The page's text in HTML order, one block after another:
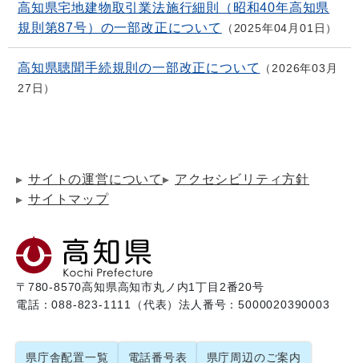
高知県宅地建物取引業法施行細則（昭和40年高知県
規則第87号）の一部改正について
2025年04月01日
高知県聴聞手続規則の一部改正について
2026年03月
27日
サイトの運営について
アクセシビリティ方針
サイトマップ
〒780-8570高知県高知市丸ノ内1丁目2番20号
電話：088-823-1111（代表）法人番号：5000020390003
県庁舎配置一覧 電話番号表 県庁周辺のご案内